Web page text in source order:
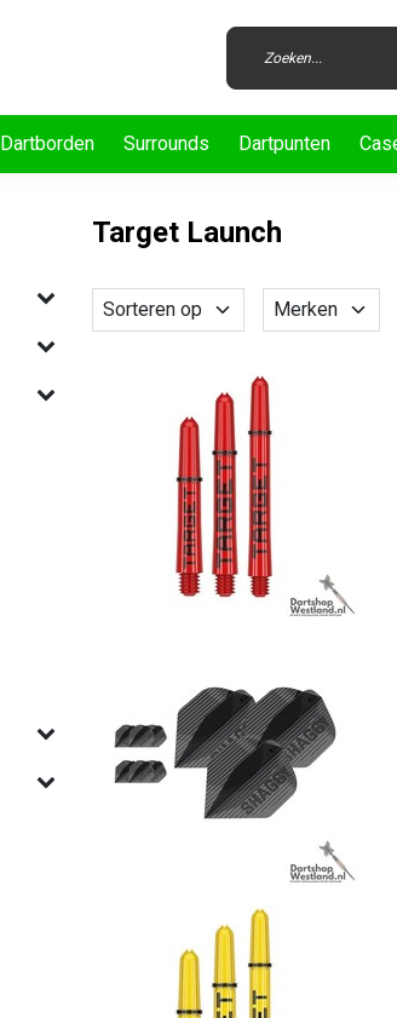
Dartborden Surrounds Dartpunten
Target Launch
Sorteren op Merken